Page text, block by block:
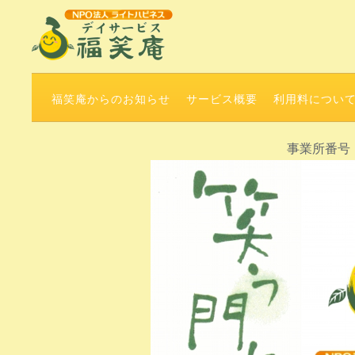
福笑庵からのお知らせ サービス概要 利用料につい
事業所番号